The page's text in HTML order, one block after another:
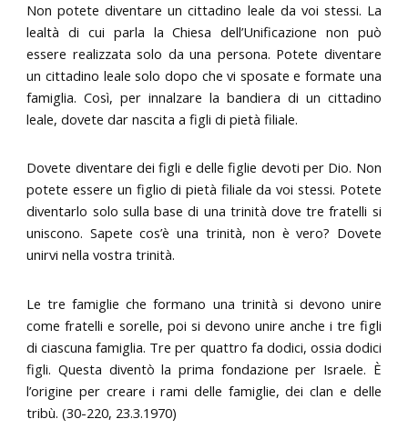
Non potete diventare un cittadino leale da voi stessi. La
lealtà di cui parla la Chiesa dell’Unificazione non può
essere realizzata solo da una persona. Potete diventare
un cittadino leale solo dopo che vi sposate e formate una
famiglia. Così, per innalzare la bandiera di un cittadino
leale, dovete dar nascita a figli di pietà filiale.
Dovete diventare dei figli e delle figlie devoti per Dio. Non
potete essere un figlio di pietà filiale da voi stessi. Potete
diventarlo solo sulla base di una trinità dove tre fratelli si
uniscono. Sapete cos’è una trinità, non è vero? Dovete
unirvi nella vostra trinità.
Le tre famiglie che formano una trinità si devono unire
come fratelli e sorelle, poi si devono unire anche i tre figli
di ciascuna famiglia. Tre per quattro fa dodici, ossia dodici
figli. Questa diventò la prima fondazione per Israele. È
l’origine per creare i rami delle famiglie, dei clan e delle
tribù. (30-220, 23.3.1970)